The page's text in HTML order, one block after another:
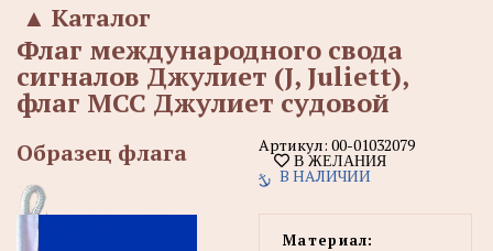
Каталог
▲
Флаг международного свода
сигналов Джулиет (J, Juliett),
флаг МСС Джулиет судовой
Образец флага Артикул: 00-01032079
В ЖЕЛАНИЯ
В НАЛИЧИИ
Материал: